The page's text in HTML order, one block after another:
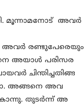
മൂന്നാമനോട് അവർ
അവർ രണ്ടുപേരെയും
അയാൾ പരിസര
ചിന്തിച്ചതിങ്ങ
അങ്ങനെ അവ
തുടർന്ന് അ